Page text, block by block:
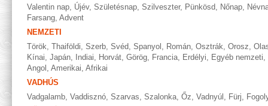
Valentin nap, Újév, Születésnap, Szilveszter, Pünkösd, Nőnap,
Farsang, Advent
NEMZETI
Török, Thaiföldi, Szerb, Svéd, Spanyol , Román, Osztrák, Orosz,
Kínai, Japán, Indiai, Horvát, Görög, Francia, Erdélyi, Egyéb nemzeti,
Angol , Amerikai, Afrikai
VADHÚS
Vadgalamb, Vaddisznó, Szarvas, Szalonka, Őz, Vadnyúl , Fürj,